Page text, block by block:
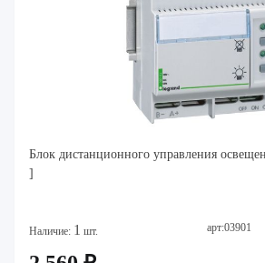
Блок дистанционного управления
]
Наличие: 1 шт. арт:03901